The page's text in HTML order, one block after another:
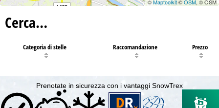
©Maptoolkit©OSM, © OSM
Cerca…
Categoria di stelle Raccomandazione Prezzo
Prenotate in sicurezza con i vantaggi SnowTrex